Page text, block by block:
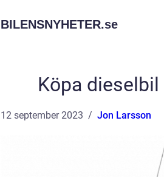
BILENSNYHETER.se
Köpa
12 september 2023 Jon Larsson